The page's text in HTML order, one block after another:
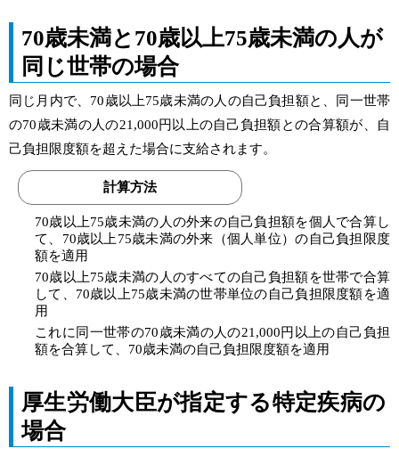
70歳未満と70歳以上75歳未満の人が
同じ世帯の場合
同じ月内で、70歳以上75歳未満の人の自己負担額と、同一世帯
の70歳未満の人の21,000円以上の自己負担額との合算額が、自
己負担限度額を超えた場合に支給されます。
計算方法
70歳以上75歳未満の人の外来の自己負担額を個人で合算し
て、70歳以上75歳未満の外来（個人単位）の自己負担限度
額を適用
70歳以上75歳未満の人のすべての自己負担額を世帯で合算
して、70歳以上75歳未満の世帯単位の自己負担限度額を適
用
これに同一世帯の70歳未満の人の21,000円以上の自己負担
額を合算して、70歳未満の自己負担限度額を適用
厚生労働大臣が指定する特定疾病の
場合